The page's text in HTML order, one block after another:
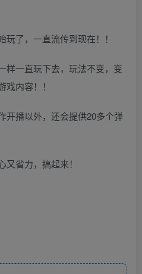
了，一直流传到现在！！
样一直玩下去，玩法不变，变
内容！！
开播以外，还会提供20多个弹
省力，搞起来！